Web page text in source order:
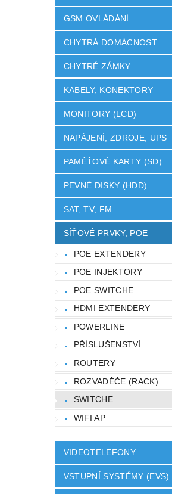
GSM OVLÁDÁNÍ
CHYTRÁ DOMÁCNOST
CHYTRÉ ZÁMKY
KABELY, KONEKTORY
MONITORY (LCD)
NAPÁJENÍ, ZDROJE, UPS
PAMĚŤOVÉ KARTY (SD)
PEVNÉ DISKY (HDD)
SAT, TV, FM
SÍŤOVÉ PRVKY, POE
POE EXTENDERY
POE INJEKTORY
POE SWITCHE
HDMI EXTENDERY
POWERLINE
PŘÍSLUŠENSTVÍ
ROUTERY
ROZVADĚČE (RACK)
SWITCHE
WIFI AP
VIDEOTELEFONY
VSTUPNÍ SYSTÉMY (EVS)